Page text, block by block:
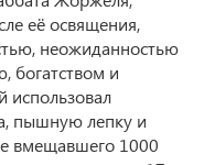
её освящения,
неожиданностью
богатством и
использовал
пышную лепку и
вмещавшего 1000